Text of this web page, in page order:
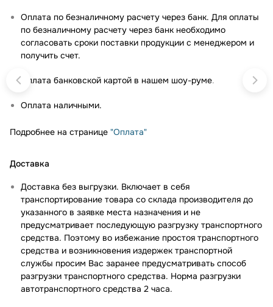
Оплата по безналичному расчету через банк. Для оплаты
по безналичному расчету через банк необходимо
согласовать сроки поставки продукции с менеджером и
получить счет.
Оплата банковской картой в нашем шоу-руме.
Оплата наличными.
Подробнее на странице "Оплата"
Доставка
Доставка без выгрузки. Включает в себя
транспортирование товара со склада производителя до
указанного в заявке места назначения и не
предусматривает последующую разгрузку транспортного
средства. Поэтому во избежание простоя транспортного
средства и возникновения издержек транспортной
службы просим Вас заранее предусматривать способ
разгрузки транспортного средства. Норма разгрузки
автотранспортного средства 2 часа.